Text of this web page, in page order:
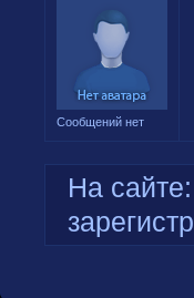
Сообщений нет
На